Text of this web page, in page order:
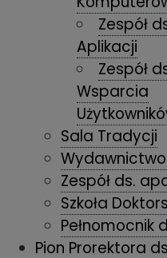
Zespół
Aplikacji
Zespół
Wsparcia
Sala Tradycji
Wydawnictwo
Zespół ds.
Szkoła
Pełnomocnik
Pion Prorektora